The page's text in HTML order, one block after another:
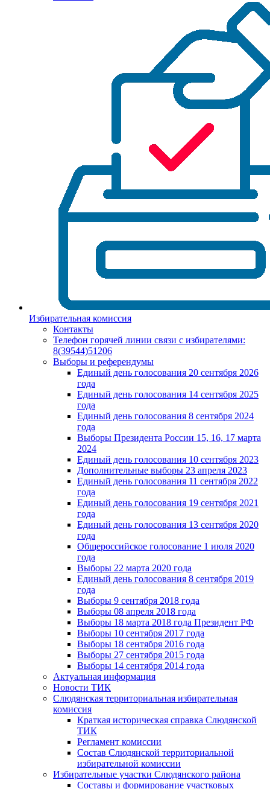
Избирательная комиссия
Контакты
Телефон горячей линии связи с избирателями:
8(39544)51206
Выборы и референдумы
Единый день голосования 20 сентября 2026
года
Единый день голосования 14 сентября 2025
года
Единый день голосования 8 сентября 2024
года
Выборы Президента России 15, 16, 17 марта
2024
Единый день голосования 10 сентября 2023
Дополнительные выборы 23 апреля 2023
Единый день голосования 11 сентября 2022
года
Единый день голосования 19 сентября 2021
года
Единый день голосования 13 сентября 2020
года
Общероссийское голосование 1 июля 2020
года
Выборы 22 марта 2020 года
Единый день голосования 8 сентября 2019
года
Выборы 9 сентября 2018 года
Выборы 08 апреля 2018 года
Выборы 18 марта 2018 года Президент РФ
Выборы 10 сентября 2017 года
Выборы 18 сентября 2016 года
Выборы 27 сентября 2015 года
Выборы 14 сентября 2014 года
Актуальная информация
Новости ТИК
Слюдянская территориальная избирательная
комиссия
Краткая историческая справка Слюдянской
ТИК
Регламент комиссии
Состав Слюдянской территориальной
избирательной комиссии
Избирательные участки Слюдянского района
Составы и формирование участковых